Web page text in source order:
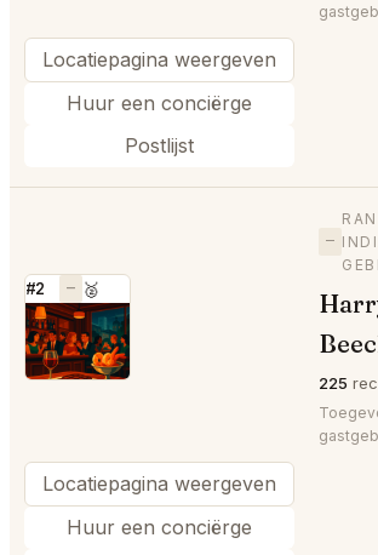
Locatiepagina weergeven
Huur een conciërge
Postlijst
#2 — 🥈
⭐
—
225
Locatiepagina weergeven
Huur een conciërge